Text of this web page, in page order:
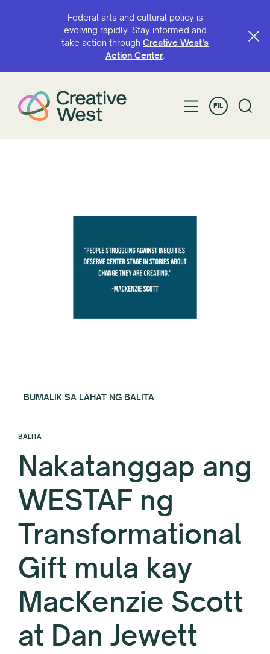
Federal arts and cultural policy is
evolving rapidly. Stay informed and
take action through Creative West’s
Action Center.
FIL
BUMALIK SA LAHAT NG BALITA
BALITA
Nakatanggap ang
WESTAF ng
Transformational
Gift mula kay
MacKenzie Scott
at Dan Jewett